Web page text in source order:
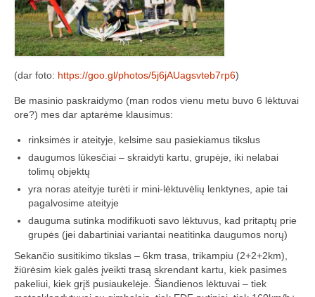
Draugai
Archyvas
2016 Pirmos lenktynės
Taisyklės
Media
Rezultatai
2016 Antros lenktynės
Trasos schema
(dar foto: https://goo.gl/photos/5j6jAUagsvteb7rp6)
Be masinio paskraidymo (man rodos vienu metu buvo 6 lėktuvai
ore?) mes dar aptarėme klausimus:
rinksimės ir ateityje, kelsime sau pasiekiamus tikslus
daugumos lūkesčiai – skraidyti kartu, grupėje, iki nelabai
tolimų objektų
yra noras ateityje turėti ir mini-lėktuvėlių lenktynes, apie tai
pagalvosime ateityje
dauguma sutinka modifikuoti savo lėktuvus, kad pritaptų prie
grupės (jei dabartiniai variantai neatitinka daugumos norų)
Sekančio susitikimo tikslas – 6km trasa, trikampiu (2+2+2km),
žiūrėsim kiek galės įveikti trasą skrendant kartu, kiek pasimes
pakeliui, kiek grįš pusiaukelėje. Šiandienos lėktuvai – tiek